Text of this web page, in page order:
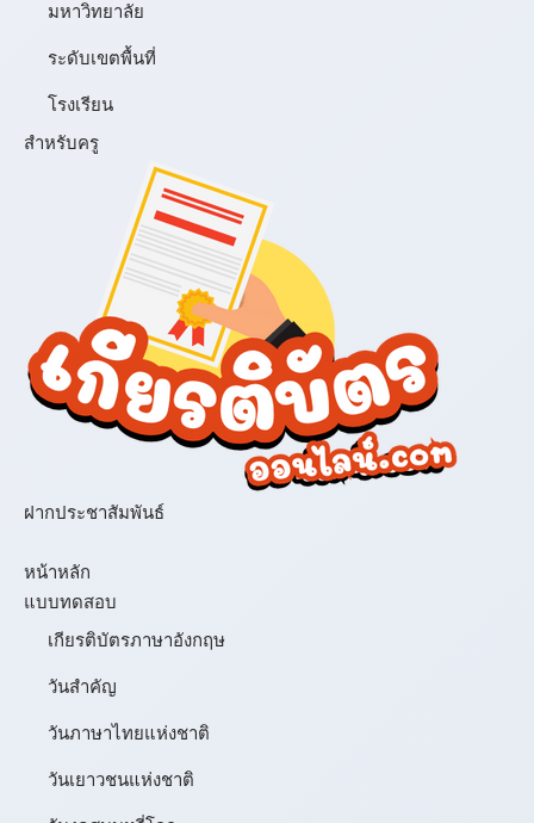
มหาวิทยาลัย
ระดับเขตพื้นที่
โรงเรียน
สำหรับครู
ฝากประชาสัมพันธ์
หน้าหลัก
แบบทดสอบ
เกียรติบัตรภาษาอังกฤษ
วันสำคัญ
วันภาษาไทยแห่งชาติ
วันเยาวชนแห่งชาติ